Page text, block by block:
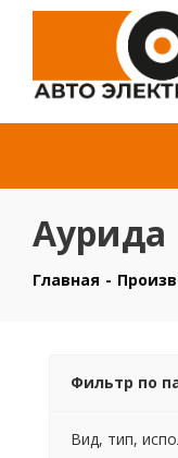
Аурида
Главная -
Фильтр по
Вид, тип,